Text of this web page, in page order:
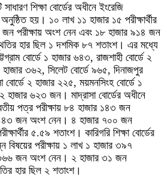
শিক্ষা বোর্ডের অধীনে ইংরেজি
হয়। ১০ লাখ ১১ হাজার ১৫ পরীক্ষার্থীর
পরীক্ষায় অংশ নেন এবং ১৮ হাজার ৯১৪ জন
হার ছিল ১ দশমিক ৮৭ শতাংশ। এর মধ্যে
বোর্ডে ১ হাজার ৬৪৩, রাজশাহী বোর্ডে ২
হাজার ৩৬২, সিলেট বোর্ডে ৯৬৫, দিনাজপুর
বোর্ডে ২ হাজার ২২৫, ময়মনসিংহ বোর্ডে ১
৬২৩ জন। মাদ্রাসা বোর্ডের অধীনে
পত্র পরীক্ষায় ৮৪ হাজার ১৪৩ জন
৪৪৩ জন অংশ নেন। ৪ হাজার ৭০০ জন
৫.৫৯ শতাংশ। কারিগরি শিক্ষা বোর্ডের
বিষয়ের পরীক্ষায় ১ লাখ ১ হাজার ৩৯৭
৩৬৬ জন অংশ নেন। ২ হাজার ৩১ জন
হার ছিল ২ শতাংশ।